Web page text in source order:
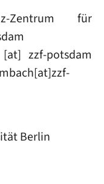
Zentrum für
[at]zzf-potsdam
Berlin